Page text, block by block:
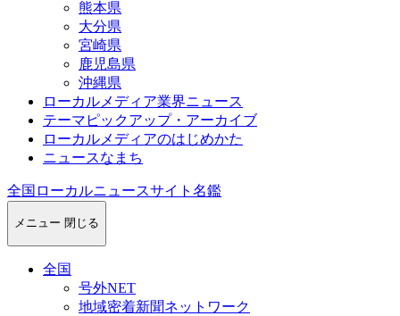
熊本県
大分県
宮崎県
鹿児島県
沖縄県
ローカルメディア業界ニュース
テーマピックアップ・アーカイブ
ローカルメディアのはじめかた
ニュースなまち
全国ローカルニュースサイト名鑑
メニュー 閉じる
全国
号外NET
地域密着新聞ネットワーク